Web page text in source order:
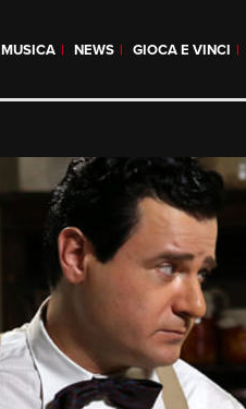
MUSICA NEWS GIOCA E VINCI